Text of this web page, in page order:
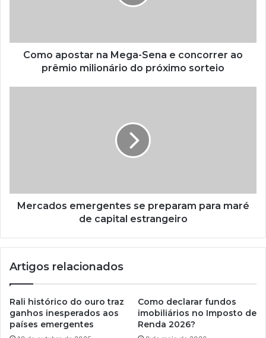
Como apostar na Mega-Sena e concorrer ao
prêmio milionário do próximo sorteio
Mercados emergentes se preparam para maré
de capital estrangeiro
Artigos relacionados
Rali histórico do ouro traz
ganhos inesperados aos
países emergentes
Como declarar fundos
imobiliários no Imposto de
Renda 2026?